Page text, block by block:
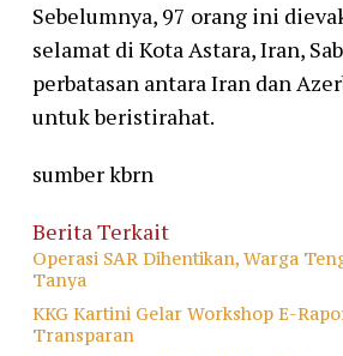
Sebelumnya, 97 orang ini
selamat di Kota Astara, Iran,
perbatasan antara Iran dan
untuk beristirahat.
sumber kbrn
Berita Terkait
Operasi SAR Dihentikan, Warga
Tanya
KKG Kartini Gelar Workshop E-
Transparan